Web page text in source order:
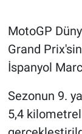
MotoGP
Grand
İspanyol
Sezonun 9.
5,4